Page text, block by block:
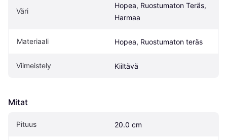
Väri
Hopea, Ruostumaton Teräs,
Harmaa
Materiaali Hopea, Ruostumaton teräs
Viimeistely Kiiltävä
Mitat
Pituus 20.0 cm